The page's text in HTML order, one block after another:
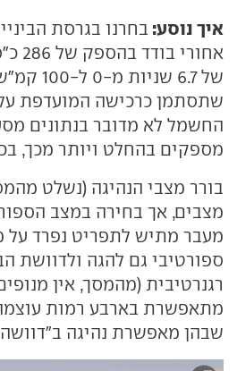
איך נוסע: בחרנו בגרסת
של 6.7
שתסתמן כרכישה המועדפת על
החשמל לא מדובר בנתונים
מספקים בהחלט ויותר מכך,
מצבים, אך בחירה במצב
מעבר מתיש לתפריט נפרד על
ספורטיבי גם להגה ולדוושת
רגנרטיבית (מהמסך, אין
מתאפשרת בארבע רמות
שבהן מאפשרת נהיגה